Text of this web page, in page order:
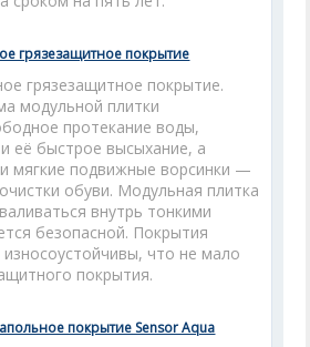
грязезащитное покрытие
грязезащитное покрытие.
модульной плитки
протекание воды,
её быстрое высыхание, а
мягкие подвижные ворсинки —
обуви. Модульная плитка
внутрь тонкими
безопасной. Покрытия
что не мало
покрытия.
покрытие Sensor Aqua